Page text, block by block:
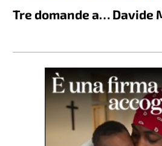
Tre domande a… Davide